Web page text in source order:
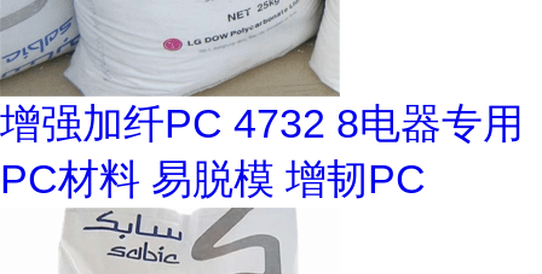
增强加纤PC 4732 8电器专用
PC材料 易脱模 增韧PC